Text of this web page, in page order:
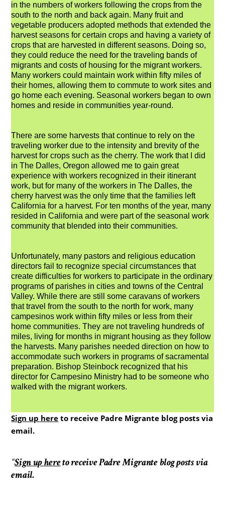
in the numbers of workers following the crops from the
south to the north and back again. Many fruit and
vegetable producers adopted methods that extended the
harvest seasons for certain crops and having a variety of
crops that are harvested in different seasons. Doing so,
they could reduce the need for the traveling bands of
migrants and costs of housing for the migrant workers.
Many workers could maintain work within fifty miles of
their homes, allowing them to commute to work sites and
go home each evening. Seasonal workers began to own
homes and reside in communities year-round.
There are some harvests that continue to rely on the
traveling worker due to the intensity and brevity of the
harvest for crops such as the cherry. The work that I did
in The Dalles, Oregon allowed me to gain great
experience with workers recognized in their itinerant
work, but for many of the workers in The Dalles, the
cherry harvest was the only time that the families left
California for a harvest. For ten months of the year, many
resided in California and were part of the seasonal work
community that blended into their communities.
Unfortunately, many pastors and religious education
directors fail to recognize special circumstances that
create difficulties for workers to participate in the ordinary
programs of parishes in cities and towns of the Central
Valley. While there are still some caravans of workers
that travel from the south to the north for work, many
campesinos work within fifty miles or less from their
home communities. They are not traveling hundreds of
miles, living for months in migrant housing as they follow
the harvests. Many parishes needed direction on how to
accommodate such workers in programs of sacramental
preparation. Bishop Steinbock recognized that his
director for Campesino Ministry had to be someone who
walked with the migrant workers.
Sign up here to receive Padre Migrante blog posts via
email.
“Sign up hereto receive Padre Migrante blog posts via
email.